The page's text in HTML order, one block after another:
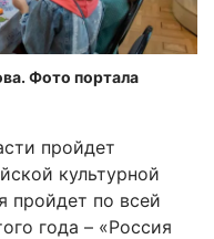
Фото портала
пройдет
культурной
пройдет по всей
года – «Россия